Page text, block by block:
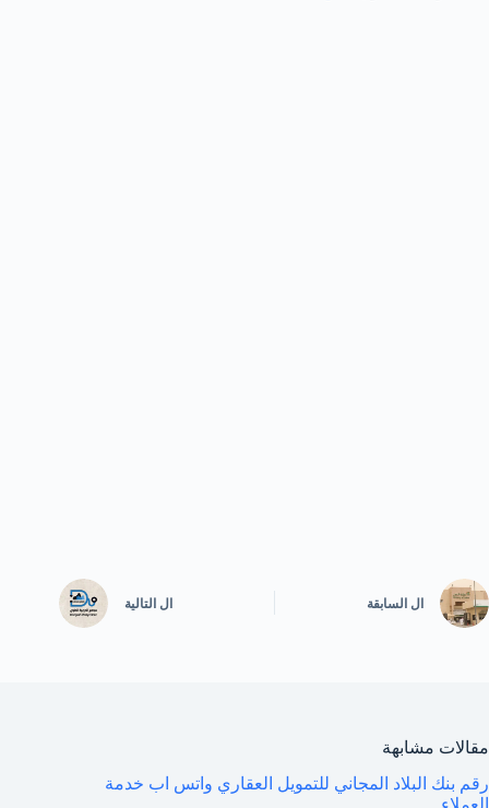
ال السابقة ال التالية
مقالات مشابهة
رقم بنك البلاد المجاني للتمويل العقاري واتس اب خدمة